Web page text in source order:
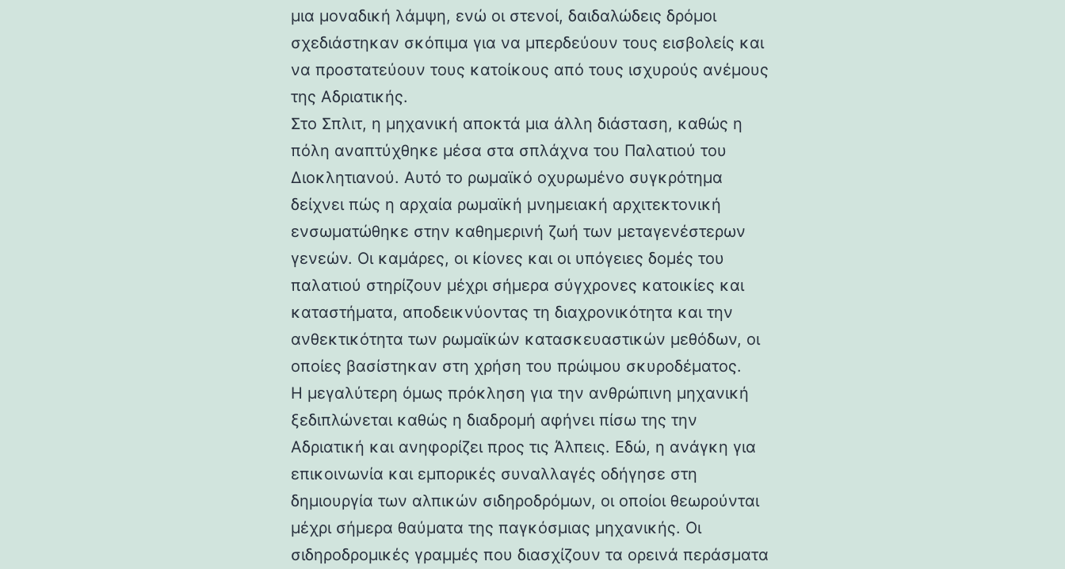
μια μοναδική λάμψη, ενώ οι στενοί, δαιδαλώδεις δρόμοι
σχεδιάστηκαν σκόπιμα για να μπερδεύουν τους εισβολείς και
να προστατεύουν τους κατοίκους από τους ισχυρούς ανέμους
της Αδριατικής.
Στο Σπλιτ, η μηχανική αποκτά μια άλλη διάσταση, καθώς η
πόλη αναπτύχθηκε μέσα στα σπλάχνα του Παλατιού του
Διοκλητιανού. Αυτό το ρωμαϊκό οχυρωμένο συγκρότημα
δείχνει πώς η αρχαία ρωμαϊκή μνημειακή αρχιτεκτονική
ενσωματώθηκε στην καθημερινή ζωή των μεταγενέστερων
γενεών. Οι καμάρες, οι κίονες και οι υπόγειες δομές του
παλατιού στηρίζουν μέχρι σήμερα σύγχρονες κατοικίες και
καταστήματα, αποδεικνύοντας τη διαχρονικότητα και την
ανθεκτικότητα των ρωμαϊκών κατασκευαστικών μεθόδων, οι
οποίες βασίστηκαν στη χρήση του πρώιμου σκυροδέματος.
Η μεγαλύτερη όμως πρόκληση για την ανθρώπινη μηχανική
ξεδιπλώνεται καθώς η διαδρομή αφήνει πίσω της την
Αδριατική και ανηφορίζει προς τις Άλπεις. Εδώ, η ανάγκη για
επικοινωνία και εμπορικές συναλλαγές οδήγησε στη
δημιουργία των αλπικών σιδηροδρόμων, οι οποίοι θεωρούνται
μέχρι σήμερα θαύματα της παγκόσμιας μηχανικής. Οι
σιδηροδρομικές γραμμές που διασχίζουν τα ορεινά περάσματα